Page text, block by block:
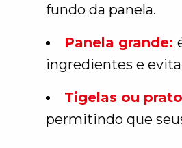
fundo da panela.
Panela grande:
ingredientes e
Tigelas ou
permitindo que